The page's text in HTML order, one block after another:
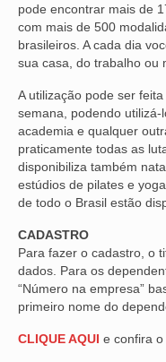
SÃO JOSÉ
SÃO JOSÉ
NOTÍCIAS
BOLETIM
VÍDEOS
CONVÊNIOS
SINDICALIZE-SE
JURÍDICO
NÚCLEOS
pode encontrar mais de
com mais de 500
brasileiros. A cada dia
sua casa, do trabalho ou
A utilização pode ser
semana, podendo
academia e qualquer
praticamente todas as
disponibiliza também
estúdios de pilates e
de todo o Brasil estão
CADASTRO
Para fazer o cadastro, o
dados. Para os
“Número na empresa”
primeiro nome do
CLIQUE AQUI e confira o